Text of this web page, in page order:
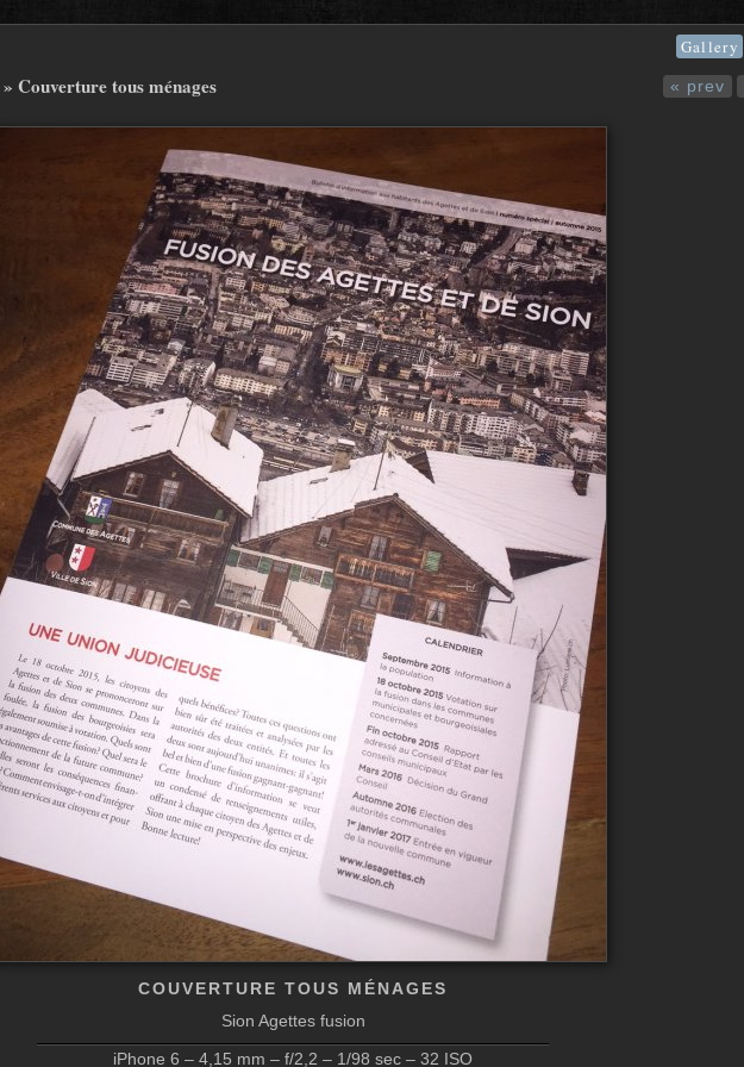
Gallery
« prev
» Couverture tous ménages
COUVERTURE TOUS MÉNAGES
Sion Agettes fusion
iPhone 6 – 4,15 mm – f/2,2 – 1/98 sec – 32 ISO